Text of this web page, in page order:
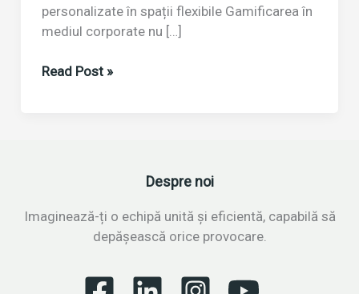
personalizate în spații flexibile Gamificarea în
mediul corporate nu […]
Gamificare
agile
Read Post »
Despre noi
Imaginează-ți o echipă unită și eficientă, capabilă să
depășească orice provocare.